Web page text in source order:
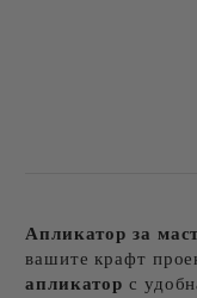
Апликатор за
вашите крафт
апликатор с